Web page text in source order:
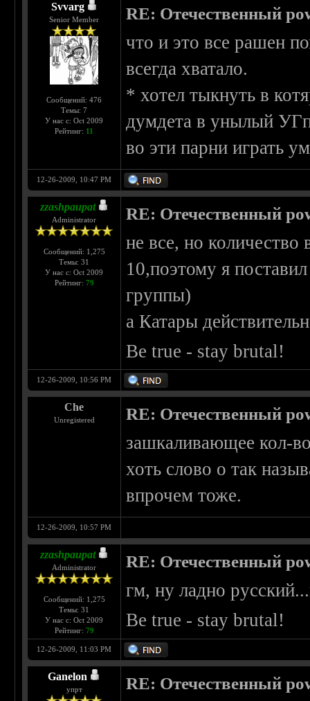
Svvarg
Senior Member
Сообщений: 476
Темы: 7
У нас с: Oct 2009
Рейтинг: 11
RE: Отечественный
что и это все рашен
всегда хватало.
* хотел тыкнуть в
думдета в унылый
во эти парни играть
12-26-2009, 10:47 PM
zzashpaupat
Administrator
Сообщений: 1,275
Темы: 31
У нас с: Oct 2009
Рейтинг: 79
RE: Отечественный
не все, но количество
10,поэтому я
группы)
а Катары
Be true - stay brutal!
12-26-2009, 10:56 PM
Che
Unregistered RE: Отечественный
зашкаливающее кол-
хоть слово о так
впрочем тоже.
12-26-2009, 10:57 PM
zzashpaupat
Administrator
Сообщений: 1,275
Темы: 31
У нас с: Oct 2009
Рейтинг: 79
RE: Отечественный
гм, ну ладно
Be true - stay brutal!
12-26-2009, 11:03 PM
Ganelon
упрт RE: Отечественный